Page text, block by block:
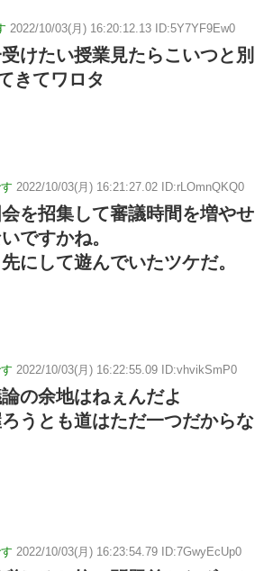
2022/10/03(月) 16:20:12.13 ID:5Y7YF9Ew0
けたい授業見たらこいつと別
きてワロタ
2022/10/03(月) 16:21:27.02 ID:rLOmnQKQ0
を招集して審議時間を増やせ
ですかね。
にして遊んでいたツケだ。
2022/10/03(月) 16:22:55.09 ID:vhvikSmP0
の余地はねぇんだよ
うとも道はただ一つだからな
2022/10/03(月) 16:23:54.79 ID:7GwyEcUp0